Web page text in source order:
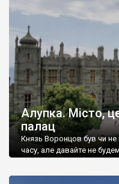
Алупка. Місто,
палац
Князь Воронцов був чи
часу, але давайте не